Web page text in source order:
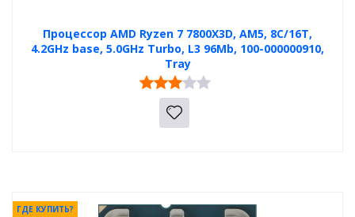
Процессор AMD Ryzen 7 7800X3D, AM5, 8C/16T,
4.2GHz base, 5.0GHz Turbo, L3 96Mb, 100-000000910,
Tray
ГДЕ КУПИТЬ?